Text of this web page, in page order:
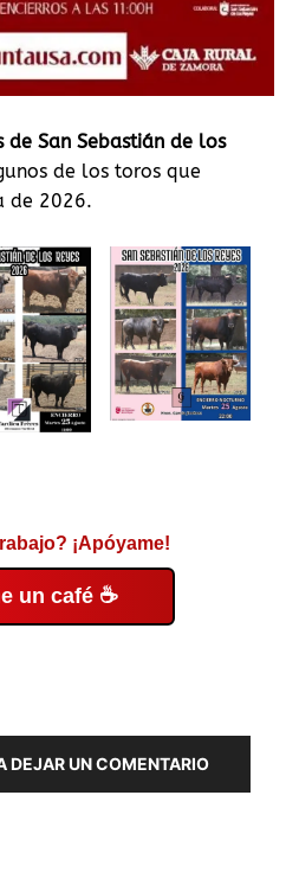
de San Sebastián de los
de los toros que
de 2026.
¡Apóyame!
un café ☕
DEJAR UN COMENTARIO